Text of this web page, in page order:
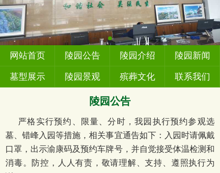
网站首页 陵园公告 陵园介绍 陵园新闻
墓型展示 陵园景观 殡葬文化 联系我们
陵园公告
严格实行预约、限量、分时，我园执行预约参观选
墓、错峰入园等措施，相关事宜通告如下：入园时请佩戴
口罩，出示渝康码及预约车牌号，并自觉接受体温检测和
消毒。防控，人人有责，敬请理解、支持、遵照执行为